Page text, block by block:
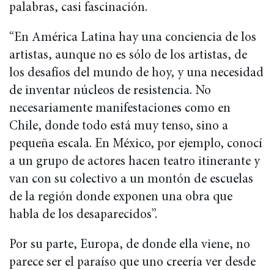
palabras, casi fascinación.
“En América Latina hay una conciencia de los
artistas, aunque no es sólo de los artistas, de
los desafíos del mundo de hoy, y una necesidad
de inventar núcleos de resistencia. No
necesariamente manifestaciones como en
Chile, donde todo está muy tenso, sino a
pequeña escala. En México, por ejemplo, conocí
a un grupo de actores hacen teatro itinerante y
van con su colectivo a un montón de escuelas
de la región donde exponen una obra que
habla de los desaparecidos”.
Por su parte, Europa, de donde ella viene, no
parece ser el paraíso que uno creería ver desde